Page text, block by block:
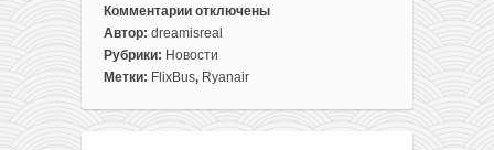
Комментарии
к
записи
Летим
Литвы
отключены
Автор: dreamisreal
Рубрики: Новости
Метки: FlixBus, Ryanair